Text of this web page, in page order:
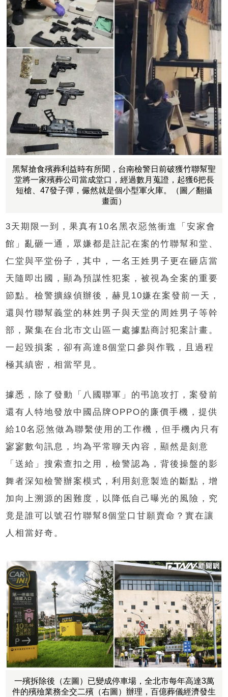
黑幫搶食殯葬利益時有所聞，台南檢警日前破獲竹聯幫聖
堂將一家殯葬公司當成堂口，經過數月蒐證，起獲6把長
短槍、47發子彈，儼然就是個小型軍火庫。（圖／翻攝
畫面）
3天期限一到，果真有10名黑衣惡煞衝進 「安家會
館 」亂砸一通，眾嫌都是註記在案的竹聯幫和堂、
仁堂與平堂份子，其中，一名王姓男子更在砸店當
天隨即出國，顯為預謀性犯案，被視為全案的重要
節點。檢警擴線偵辦後，赫見 10嫌在案發前一天，
還與竹聯幫義堂的林姓男子與天堂的周姓男子等幹
部，聚集在台北市文山區一處據點商討犯案計畫。
一起毀損案，卻有高達8個堂口參與作戰，且過程
極其縝密，相當罕見。
據悉，除了發動「八國聯軍」的弔詭攻打，案發前
還有人特地發放中國品牌OPPO的廉價手機，提供
給 10名惡煞做為聯繫使用的工作機，但手機內只有
寥寥數句訊息，均為平常聊天內容，顯然是刻意
「送給 」搜索查扣之用，檢警認為，背後操盤的影
舞者深知檢警辦案模式，利用刻意製造的斷點，增
加向上溯源的困難度，以降低自己曝光的風險，究
竟是誰可以號召竹聯幫8個堂口甘願賣命？實在讓
人相當好奇。
一殯拆除後（左圖）已變成停車場，全北市每年高達3萬
件的殯殮業務全交二殯（右圖）辦理，百億葬儀經濟發生